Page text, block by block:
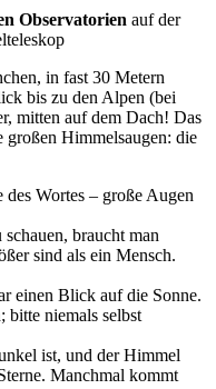
Observatorien auf der
in fast 30 Metern
bis zu den Alpen (bei
mitten auf dem Dach! Das
großen Himmelsaugen: die
Wortes – große Augen
braucht man
sind als ein Mensch.
einen Blick auf die Sonne.
bitte niemals selbst
ist, und der Himmel
Manchmal kommt